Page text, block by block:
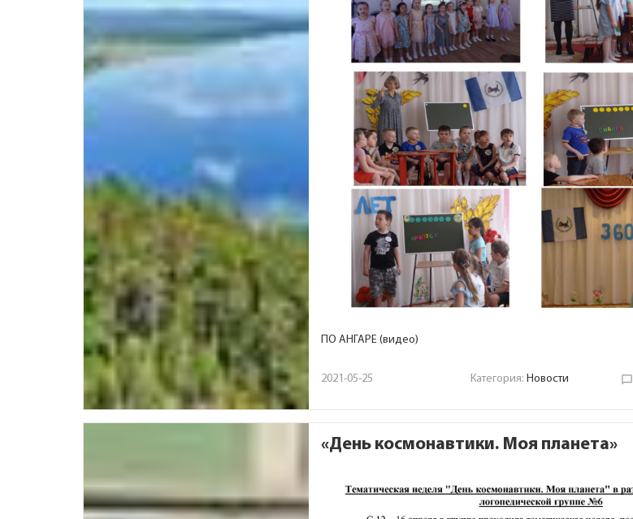
ПО АНГАРЕ (видео)
2021-05-25 Категория:Новости chat_bubble_outline
«День космонавтики. Моя планета»